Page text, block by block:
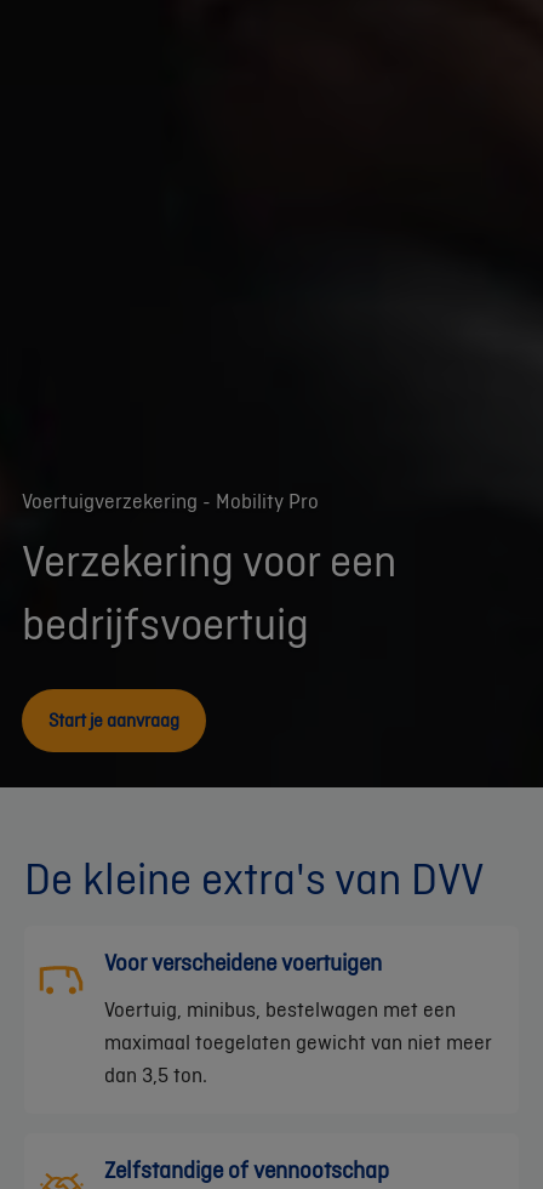
Voertuigverzekering - Mobility Pro
Verzekering voor een
bedrijfsvoertuig
Start je aanvraag
De kleine extra's van DVV
Voor verscheidene voertuigen
Voertuig, minibus, bestelwagen met een
maximaal toegelaten gewicht van niet meer
dan 3,5 ton.
Zelfstandige of vennootschap